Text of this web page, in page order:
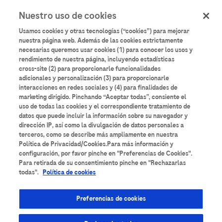
contenido
principal
User
account
menu
Iniciar sesión
AularioRoche
Formación científica y de buenas prácticas
destinada a profesionales sanitarios interesados
en su desarrollo profesional.
Nuestro uso de cookies
Usamos cookies y otras tecnologías (“cookies”) para mejorar
nuestra página web. Además de las cookies estrictamente
necesarias queremos usar cookies (1) para conocer los usos y
rendimiento de nuestra página, incluyendo estadísticas
cross-site (2) para proporcionarle funcionalidades
adicionales y personalización (3) para proporcionarle
interacciones en redes sociales y (4) para finalidades de
marketing dirigido. Pinchando “Aceptar todas”, consiente el
uso de todas las cookies y el correspondiente tratamiento de
datos que puede incluir la información sobre su navegador y
dirección IP, así como la divulgación de datos personales a
terceros, como se describe más ampliamente en nuestra
Política de Privacidad/Cookies.Para más información y
configuración, por favor pinche en "Preferencias de Cookies".
Para retirada de su consentimiento pinche en "Rechazarlas
todas". Política de cookies
Preferencias de cookies